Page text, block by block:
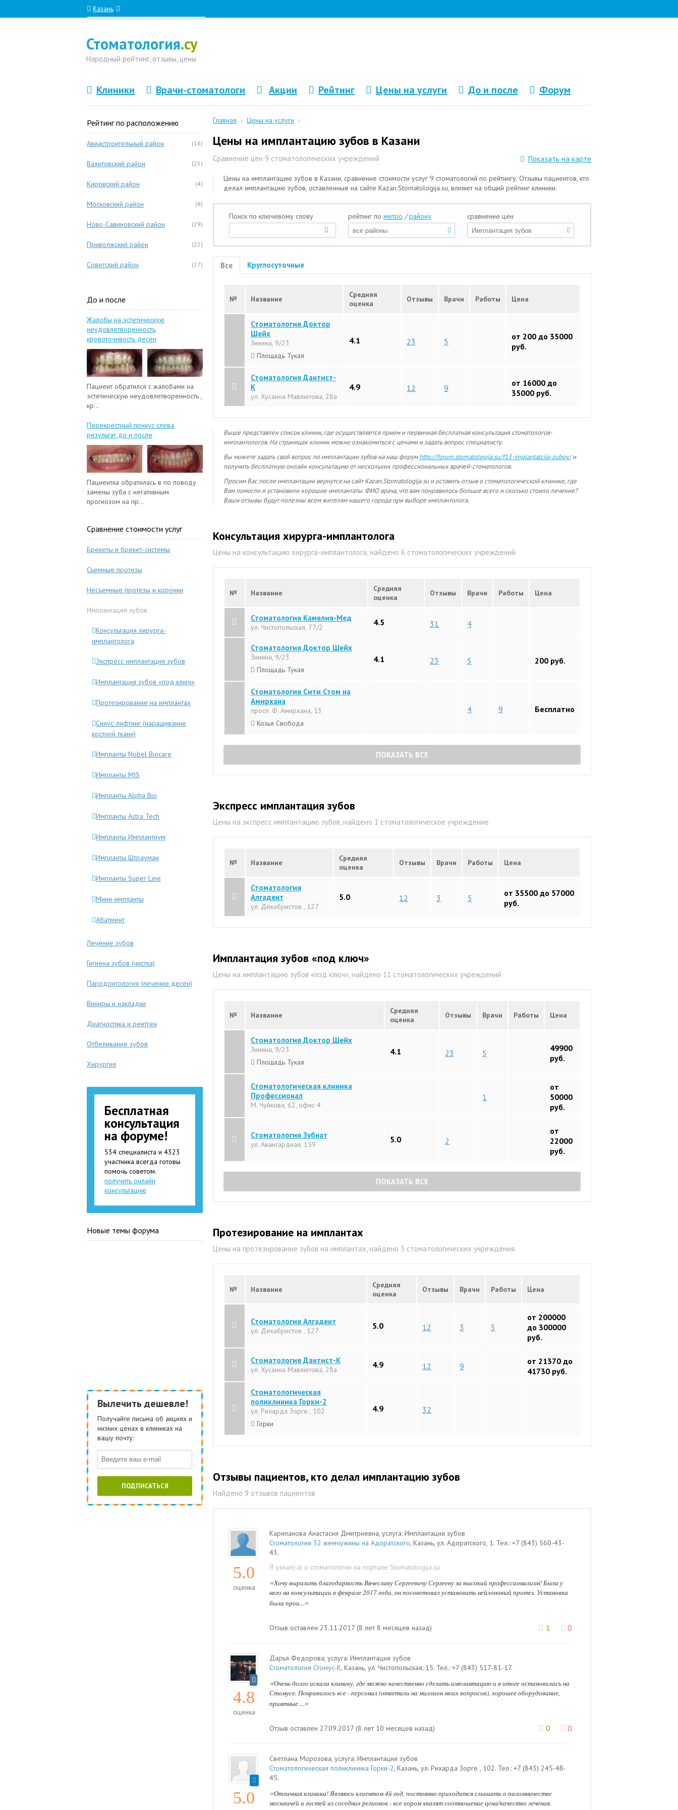
Казань
Стоматология.су
Народный рейтинг, отзывы, цены
Клиники Врачи-стоматологи Акции Рейтинг Цены на услуги До и после Форум
Главная › Цены на услуги ›
Цены на имплантацию зубов в Казани
Сравнение цен 9 стоматологических учреждений Показать на карте
Цены на имплантацию зубов в Казани, сравнение стоимости услуг 9 стоматологий по рейтингу. Отзывы пациентов, кто
делал имплантацию зубов, оставленные на сайте Kazan.Stomatologija.su, влияют на общий рейтинг клиники.
Все Круглосуточные
№ Название
Средняя
оценка
Отзывы Врачи Работы Цена
Стоматология Доктор
Шейх
Зинина, 9/23
Площадь Тукая
4.1 23 5
от 200 до 35000
руб.
Стоматология Дантист-
К
ул. Хусаина Мавлютова, 28а
4.9 12 9
от 16000 до
35000 руб.
Выше представлен список клиник, где осуществляется прием и первичная бесплатная консультация стоматологов-
имплантологов. На страницах клиник можно ознакомиться с ценами и задать вопрос специалисту.
Вы можете задать свой вопрос по имплантации зубов на наш форумhttp://forum.stomatologija.su/f13-implantatciia-zubov/и
получить бесплатную онлайн консультацию от нескольких профессиональных врачей-стоматологов.
Просим Вас после имплантации вернутся на сайт Kazan.Stomatologija.su и оставить отзыв о стоматологической клинике, где
Вам помогли и установили хорошие имплантаты. ФИО врача, что вам понравилось больше всего и сколько стоило лечение?
Ваши отзывы будут полезны всем жителям нашего города при выборе имплантолога.
Консультация хирурга-имплантолога
Цены на консультацию хирурга-имплантолога, найдено 6 стоматологических учреждений
№ Название
Средняя
оценка
Отзывы Врачи Работы Цена
Стоматология Камелия-Мед
ул. Чистопольская, 77/2 4.5 31 4
Стоматология Доктор Шейх
Зинина, 9/23
Площадь Тукая
4.1 23 5 200 руб.
Стоматология Сити Стом на
Амирхана
просп. Ф. Амирхана, 13
Козья Свобода
4 9 Бесплатно
ПОКАЗАТЬ ВСЕ
Экспресс имплантация зубов
Цены на экспресс имплантацию зубов, найдено 1 стоматологическое учреждение
№ Название
Средняя
оценка
Отзывы Врачи Работы Цена
Стоматология
Алгадент
ул. Декабристов , 127
5.0 12 3 5
от 35500 до 57000
руб.
Имплантация зубов «под ключ»
Цены на имплантацию зубов «под ключ», найдено 11 стоматологических учреждений
№ Название
Средняя
оценка
Отзывы Врачи Работы Цена
Стоматология Доктор Шейх
Зинина, 9/23
Площадь Тукая
4.1 23 5
49900
руб.
Стоматологическая клиника
Профессионал
М. Чуйкова, 62, офис 4
1
от
50000
руб.
Стоматология Зубнат
ул. Авангардная, 159 5.0 2
от
22000
руб.
ПОКАЗАТЬ ВСЕ
Протезирование на имплантах
Цены на протезирование зубов на имплантах, найдено 3 стоматологических учреждения
№ Название
Средняя
оценка
Отзывы Врачи Работы Цена
Стоматология Алгадент
ул. Декабристов , 127 5.0 12 3 5
от 200000
до 300000
руб.
Стоматология Дантист-К
ул. Хусаина Мавлютова, 28а 4.9 12 9
от 21370 до
41730 руб.
Стоматологическая
поликлиника Горки-2
ул. Рихарда Зорге , 102
Горки
4.9 32
Отзывы пациентов, кто делал имплантацию зубов
Найдено 9 отзывов пациентов
5.0
оценка
Карипанова Анастасия Дмитриевна, услуга: Имплантация зубов
Стоматология 32 жемчужины на Адоратского, Казань, ул. Адоратского, 1. Тел.: +7 (843) 560-43-
43.
Я узнал(-а) о стоматологии на портале Stomatologija.su
«Хочу выразить благодарность Вячеславу Сергеевичу Сергееву за высокий профессионализм! Была у
него на консультации в феврале 2017 года, он посоветовал установить нейлоновый протез. Установка
была прои...»
Отзыв оставлен 23.11.2017 (8 лет 8 месяцев назад) 1 0
4.8
оценка
Дарья Федорова, услуга: Имплантация зубов
Стоматология Стомус-К, Казань, ул. Чистопольская, 15. Тел.: +7 (843) 517-81-17.
«Очень долго искала клинику, где можно качественно сделать имплантацию и в итоге остановилась на
Стомусе. Понравилось все - персонал (ответили на миллион моих вопросов), хорошее оборудование,
приятные ...»
Отзыв оставлен 27.09.2017 (8 лет 10 месяцев назад) 0 0
5.0
Светлана Морозова, услуга: Имплантация зубов
Стоматологическая поликлиника Горки-2, Казань, ул. Рихарда Зорге , 102. Тел.: +7 (843) 245-48-
45.
«Отличная клиника! Являюсь клиентом 4й год, постоянно приходится слышать о паломничестве
москвичей и гостей из соседних регионов - все хором хвалят соотношение цена/качество лечения.
Поиск по ключевому слову рейтинг по метро / району сравнение цен
Рейтинг по расположению
(16)
Авиастроительный район
(25)
Вахитовский район
(4)
Кировский район
(8)
Московский район
(29)
Ново-Савиновский район
(22)
Приволжский район
(27)
Советский район
До и после
Жалобы на эстетическую
неудовлетворенность,
кровоточивость десен
Пациент обратился с жалобами на
эстетическую неудовлетворенность ,
кр...
Перекрёстный прикус слева,
результат до и после
Пациентка обратилась в по поводу
замены зуба с негативным
прогнозом на пр...
Сравнение стоимости услуг
Брекеты и брекет-системы
Съемные протезы
Несъемные протезы и коронки
Имплантация зубов
Консультация хирурга-
имплантолога
Экспресс имплантация зубов
Имплантация зубов «под ключ»
Протезирование на имплантах
Синус-лифтинг (наращивание
костной ткани)
Импланты Nobel Biocare
Импланты MIS
Импланты Alpha Bio
Импланты Astra Tech
Импланты Имплантиум
Импланты Штрауман
Импланты Super Line
Мини-импланты
Абатмент
Лечение зубов
Гигиена зубов (чистка)
Пародонтология (лечение десен)
Виниры и накладки
Диагностика и рентген
Отбеливание зубов
Хирургия
Бесплатная
консультация
на форуме!
534 специалиста и 4323
участника всегда готовы
помочь советом.
получить онлайн
консультацию
Новые темы форума
Вылечить дешевле!
Получайте письма об акциях и
низких ценах в клиниках на
вашу почту:
ПОДПИСАТЬСЯ